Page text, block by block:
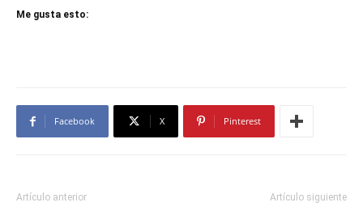
Me gusta esto:
Facebook X Pinterest
Artículo anterior Artículo siguiente